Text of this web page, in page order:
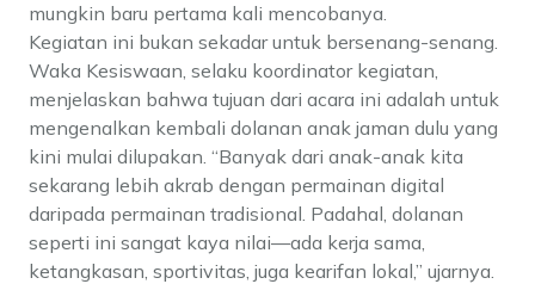
mungkin baru pertama kali mencobanya.
Kegiatan ini bukan sekadar untuk bersenang-senang.
Waka Kesiswaan, selaku koordinator kegiatan,
menjelaskan bahwa tujuan dari acara ini adalah untuk
mengenalkan kembali dolanan anak jaman dulu yang
kini mulai dilupakan. “Banyak dari anak-anak kita
sekarang lebih akrab dengan permainan digital
daripada permainan tradisional. Padahal, dolanan
seperti ini sangat kaya nilai—ada kerja sama,
ketangkasan, sportivitas, juga kearifan lokal,” ujarnya.